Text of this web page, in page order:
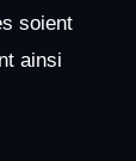
soient
ainsi